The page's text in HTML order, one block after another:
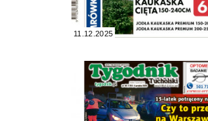
11.12.2025